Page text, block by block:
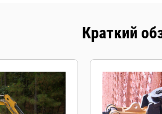
Краткий